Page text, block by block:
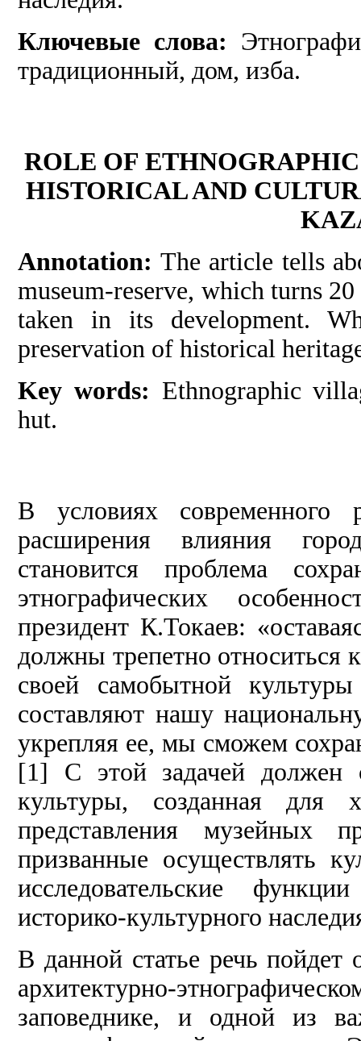
Ключевые слова:
традиционный, дом, изба.
ROLE OF
HISTORICAL AND
Annotation: The article tells
museum-reserve, which turns
taken in its development.
preservation of historical
Key words: Ethnographic
hut.
В условиях современного
расширения влияния
становится проблема
этнографических
президент К.Токаев:
должны трепетно относиться
своей самобытной
составляют нашу
укрепляя ее, мы сможем
[1] С этой задачей должен
культуры, созданная для
представления музейных
призванные осуществлять
исследовательские
историко-культурного
В данной статье речь пойдет
архитектурно-
заповеднике, и одной из